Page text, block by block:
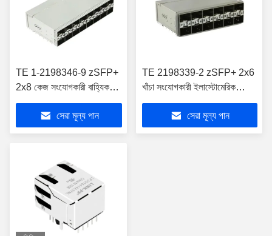
TE 1-2198346-9 zSFP+
2x8 কেজ সংযোগকারী বাহ্যিক
স্প্রিংস 32 Gb/s অন্তর্ভুক্ত
লাইটপাইপ
সেরা মূল্য পান
TE 2198339-2 zSFP+ 2x6
খাঁচা সংযোগকারী ইলাস্টোমেরিক
গ্যাসকেট অন্তর্ভুক্ত লাইটপাইপ সহ
সেরা মূল্য পান